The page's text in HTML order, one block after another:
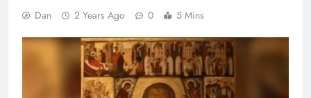
Dan 2 Years Ago 0 5 Mins